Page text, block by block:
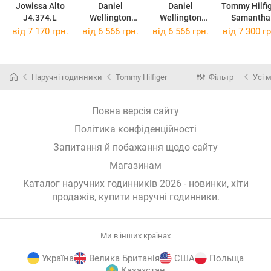
Jowissa Alto
J4.374.L
Daniel
Wellington
DW00100304
Daniel
Wellington
DW00100306
Tommy
Samantha
1782495
від 7 170 грн. від 6 566 грн. від 6 566 грн. від 7 300
Наручні годинники Tommy Hilfiger Фільтр Усі
Повна версія сайту
Політика конфіденційності
Запитання й побажання щодо сайту
Магазинам
Каталог наручних годинників 2026 - новинки, хіти
продажів, купити наручні годинники.
Ми в інших країнах
Україна Велика Британія США
Польща